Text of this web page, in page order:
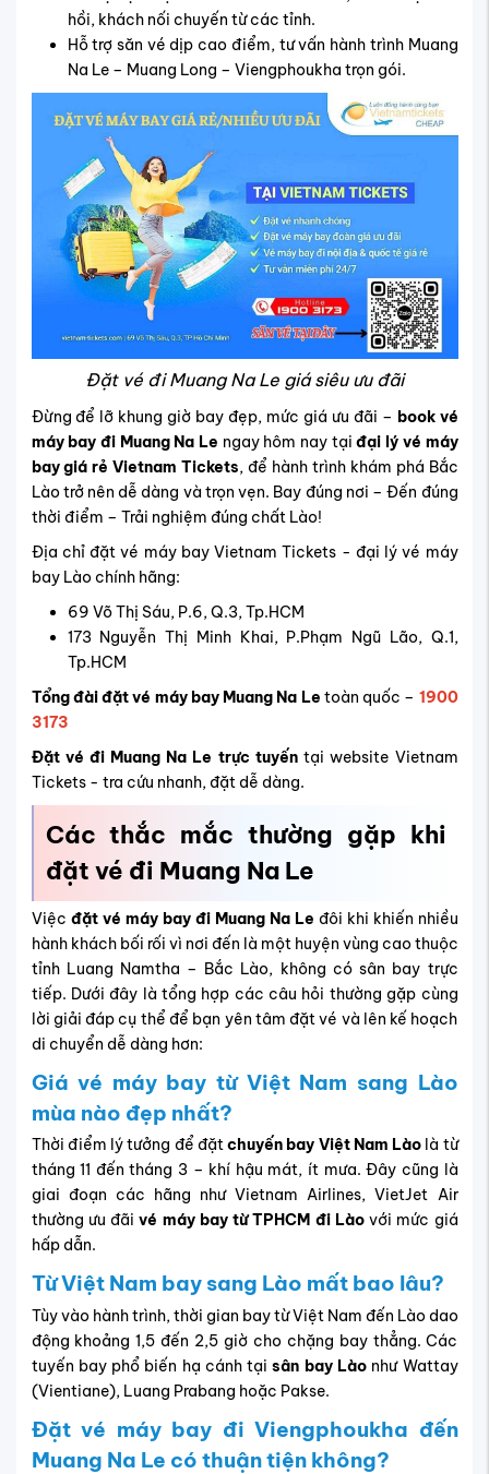
hồi, khách nối chuyến từ các tỉnh.
Hỗ trợ săn vé dịp cao điểm, tư vấn hành trình Muang
Na Le – Muang Long – Viengphoukha trọn gói.
Đặt vé đi Muang Na Le giá siêu ưu đãi
Đừng để lỡ khung giờ bay đẹp, mức giá ưu đãi – book vé
máy bay đi Muang Na Le ngay hôm nay tạiđại lý vé máy
bay giá rẻ Vietnam Tickets, để hành trình khám phá Bắc
Lào trở nên dễ dàng và trọn vẹn. Bay đúng nơi – Đến đúng
thời điểm – Trải nghiệm đúng chất Lào!
Địa chỉ đặt vé máy bay Vietnam Tickets - đại lý vé máy
bay Lào chính hãng:
69 Võ Thị Sáu, P.6, Q.3, Tp.HCM
173 Nguyễn Thị Minh Khai, P.Phạm Ngũ Lão, Q.1,
Tp.HCM
Tổng đài đặt vé máy bay Muang Na Le toàn quốc – 1900
3173
Đặt vé đi Muang Na Le trực tuyếntại website Vietnam
Tickets - tra cứu nhanh, đặt dễ dàng.
Các thắc mắc thường gặp khi
đặt vé đi Muang Na Le
Việc đặt vé máy bay đi Muang Na Le đôi khi khiến nhiều
hành khách bối rối vì nơi đến là một huyện vùng cao thuộc
tỉnh Luang Namtha – Bắc Lào, không có sân bay trực
tiếp. Dưới đây là tổng hợp các câu hỏi thường gặp cùng
lời giải đáp cụ thể để bạn yên tâm đặt vé và lên kế hoạch
di chuyển dễ dàng hơn:
Giá vé máy bay từ Việt Nam sang Lào
mùa nào đẹp nhất?
Thời điểm lý tưởng để đặtchuyến bay Việt Nam Lào là từ
tháng 11 đến tháng 3 – khí hậu mát, ít mưa. Đây cũng là
giai đoạn các hãng như Vietnam Airlines, VietJet Air
thường ưu đãivé máy bay từ TPHCM đi Làovới mức giá
hấp dẫn.
Từ Việt Nam bay sang Lào mất bao lâu?
Tùy vào hành trình, thời gian bay từ Việt Nam đến Lào dao
động khoảng 1,5 đến 2,5 giờ cho chặng bay thẳng. Các
tuyến bay phổ biến hạ cánh tạisân bay Làonhư Wattay
(Vientiane), Luang Prabang hoặc Pakse.
Đặt vé máy bay đi Viengphoukha đến
Muang Na Le có thuận tiện không?